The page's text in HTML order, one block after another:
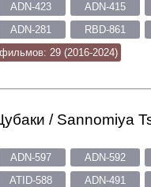
ADN-423 ADN-415
ADN-281 RBD-861
фильмов: 29 (2016-2024)
/ Sannomiya
ADN-597 ADN-592
ATID-588 ADN-491